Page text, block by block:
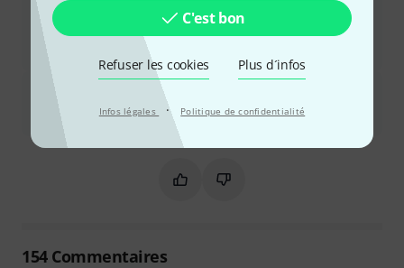
C'est bon
Refuser les cookies Plus d´infos
Infos légales · Politique de confidentialité
La qualité de fabrication, notamment le revêtement en tolex et
les roues, n&#39;est pas aussi robuste que celle des modèles
plus chers et peut présenter des signes d&#39;usure avec le
temps ou lors du transport.
Le meuble peut être lourd et encombrant, ce qui rend son
transport difficile, notamment pour les concerts ou s&#39;il y a
des escaliers.
Ce résumé est-il utile ?
Marquer ce résumé comme utile
Marquer ce résumé comme
154Commentaires